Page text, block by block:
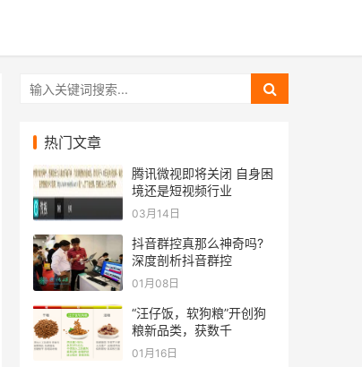
热门文章
腾讯微视即将关闭 自身困
境还是短视频行业
03月14日
抖音群控真那么神奇吗?
深度剖析抖音群控
01月08日
“汪仔饭，软狗粮”开创狗
粮新品类，获数千
01月16日